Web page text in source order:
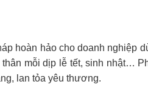
hoàn hảo cho doanh nghiệp
mỗi dịp lễ tết, sinh nhật…
lan tỏa yêu thương.